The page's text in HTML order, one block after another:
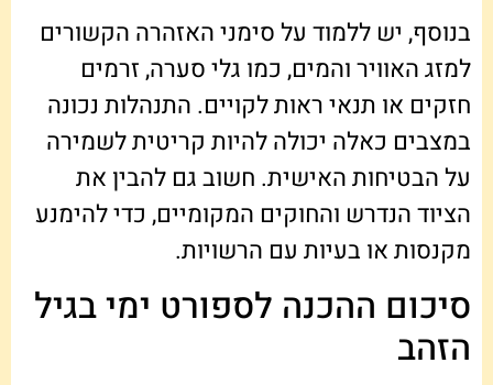
בנוסף, יש ללמוד על סימני האזהרה הקשורים
למזג האוויר והמים, כמו גלי סערה, זרמים
חזקים או תנאי ראות לקויים. התנהלות נכונה
במצבים כאלה יכולה להיות קריטית לשמירה
על הבטיחות האישית. חשוב גם להבין את
הציוד הנדרש והחוקים המקומיים, כדי להימנע
מקנסות או בעיות עם הרשויות.
סיכום ההכנה לספורט ימי בגיל
הזהב